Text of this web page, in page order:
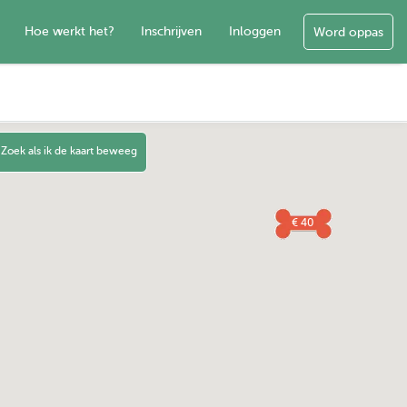
Hoe werkt het? Inschrijven Inloggen Word oppas
€ 40
Zoek als ik de kaart beweeg